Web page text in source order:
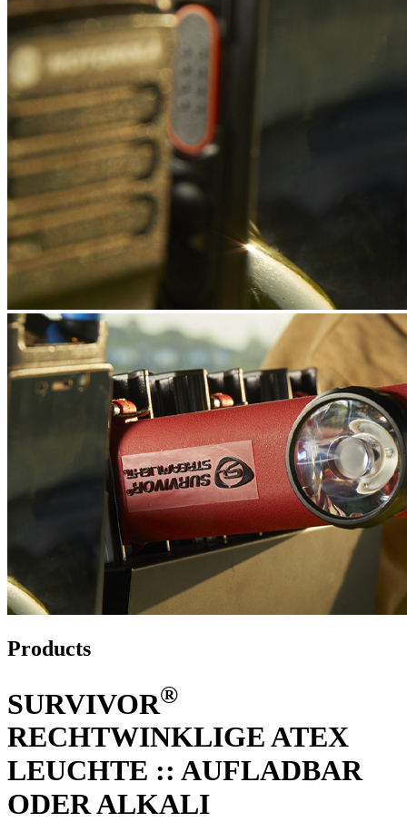
Products
SURVIVOR®
RECHTWINKLIGE ATEX
LEUCHTE :: AUFLADBAR
ODER ALKALI